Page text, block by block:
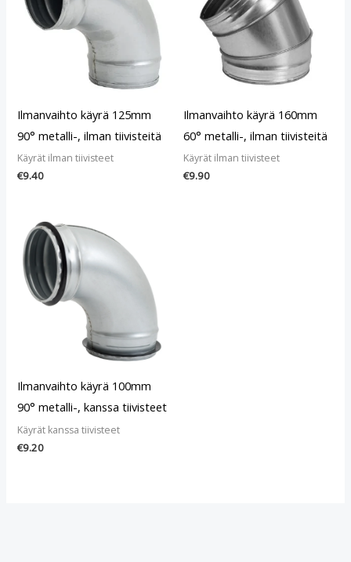
Ilmanvaihto käyrä 125mm
90° metalli-, ilman tiivisteitä
Käyrät ilman tiivisteet
€9.40
Ilmanvaihto käyrä 160mm
60° metalli-, ilman tiivisteitä
Käyrät ilman tiivisteet
€9.90
Ilmanvaihto käyrä 100mm
90° metalli-, kanssa tiivisteet
Käyrät kanssa tiivisteet
€9.20